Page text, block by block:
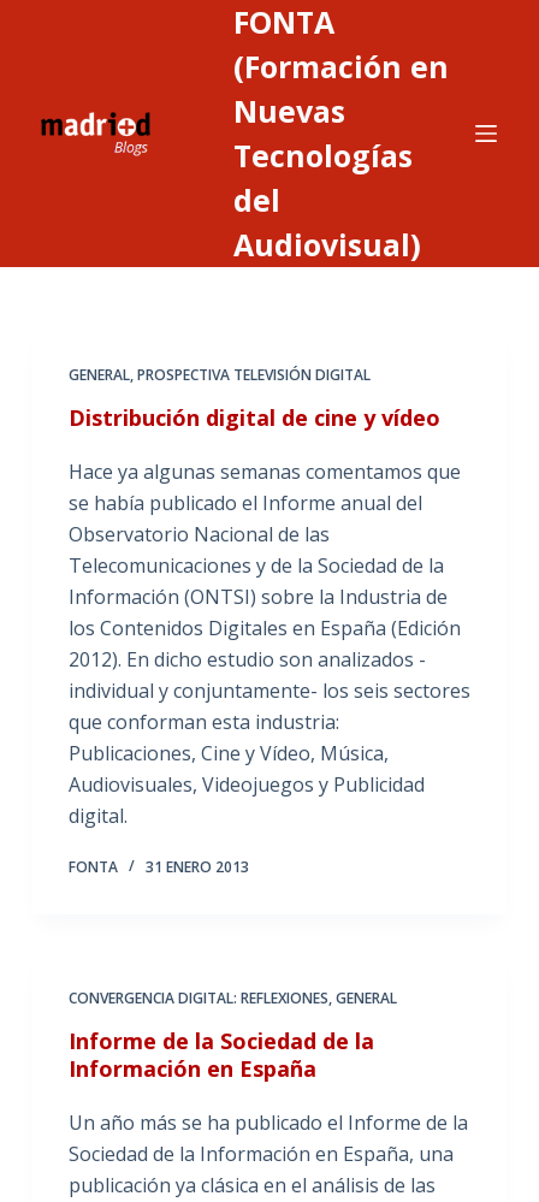
FONTA
(Formación en
Nuevas
Tecnologías
del
Audiovisual)
GENERAL,PROSPECTIVA TELEVISIÓN DIGITAL
Distribución digital de cine y vídeo
Hace ya algunas semanas comentamos que
se había publicado el Informe anual del
Observatorio Nacional de las
Telecomunicaciones y de la Sociedad de la
Información (ONTSI) sobre la Industria de
los Contenidos Digitales en España (Edición
2012). En dicho estudio son analizados -
individual y conjuntamente- los seis sectores
que conforman esta industria:
Publicaciones, Cine y Vídeo, Música,
Audiovisuales, Videojuegos y Publicidad
digital.
FONTA 31 ENERO 2013
CONVERGENCIA DIGITAL: REFLEXIONES,GENERAL
Informe de la Sociedad de la
Información en España
Un año más se ha publicado el Informe de la
Sociedad de la Información en España, una
publicación ya clásica en el análisis de las